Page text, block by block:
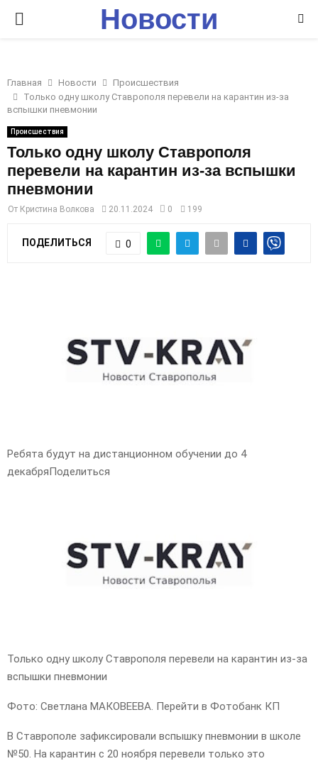
P
I
M
A
R
Y
Новости
Главная Новости
Происшествия
Только одну школу Ставрополя перевели на карантин из-за
вспышки пневмонии
Происшествия
Только одну школу Ставрополя
перевели на карантин из-за вспышки
пневмонии
От Кристина Волкова 20.11.2024 0 199
ПОДЕЛИТЬСЯ 0
Ребята будут на дистанционном обучении до 4
декабряПоделиться
Только одну школу Ставрополя перевели на карантин из-за
вспышки пневмонии
Фото: Светлана МАКОВЕЕВА. Перейти в Фотобанк КП
В Ставрополе зафиксировали вспышку пневмонии в школе
№50. На карантин с 20 ноября перевели только это